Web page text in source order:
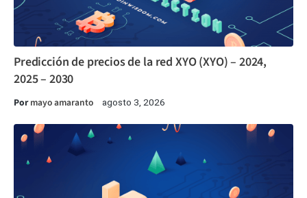
Predicción de precios de la red XYO (XYO) – 2024,
2025 – 2030
Pormayo amaranto agosto 3, 2026